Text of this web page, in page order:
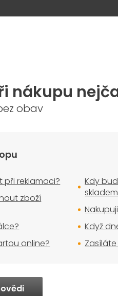
nákupu
obav
reklamaci?
zboží
online?
Kdy
Když